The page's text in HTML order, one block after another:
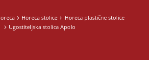
Horeca stolice
Horeca plastične stolice
Ugostiteljska stolica Apolo